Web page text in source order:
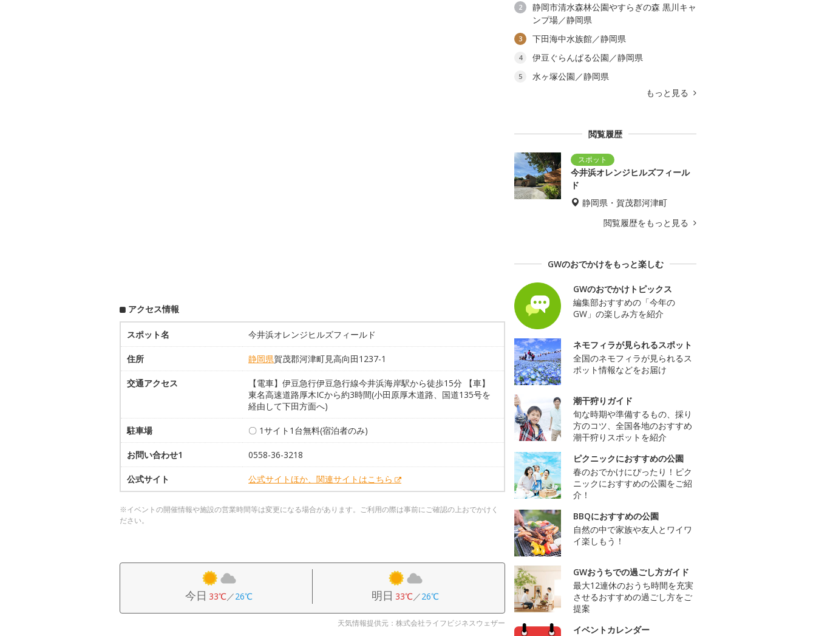
アクセス情報
スポット名 今井浜オレンジヒルズフィールド
住所 静岡県賀茂郡河津町見高向田1237-1
交通アクセス
【電車】伊豆急行伊豆急行線今井浜海岸駅から徒歩15分 【車】
東名高速道路厚木ICから約3時間(小田原厚木道路、国道135号を
経由して下田方面へ)
駐車場 〇 1サイト1台無料(宿泊者のみ)
お問い合わせ1 0558-36-3218
公式サイト 公式サイトほか、関連サイトはこちら
※イベントの開催情報や施設の営業時間等は変更になる場合があります。ご利用の際は事前にご確認の上おでかけく
ださい。
今日 33℃／26℃ 明日 33℃／26℃
天気情報提供元：株式会社ライフビジネスウェザー
2
静岡市清水森林公園やすらぎの森 黒川キャ
ンプ場／静岡県
3 下田海中水族館／静岡県
4 伊豆ぐらんぱる公園／静岡県
5
水ヶ塚公園／静岡県
もっと見る
閲覧履歴
今井浜オレンジヒルズフィール
ド
静岡県・賀茂郡河津町
閲覧履歴をもっと見る
GWのおでかけをもっと楽しむ
GWのおでかけトピックス
編集部おすすめの「今年の
GW」の楽しみ方を紹介
ネモフィラが見られるスポット
全国のネモフィラが見られるス
ポット情報などをお届け
潮干狩りガイド
旬な時期や準備するもの、採り
方のコツ、全国各地のおすすめ
潮干狩りスポットを紹介
ピクニックにおすすめの公園
春のおでかけにぴったり！ピク
ニックにおすすめの公園をご紹
介！
BBQにおすすめの公園
自然の中で家族や友人とワイワ
イ楽しもう！
GWおうちでの過ごし方ガイド
最大12連休のおうち時間を充実
させるおすすめの過ごし方をご
提案
イベントカレンダー